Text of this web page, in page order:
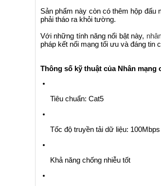
Sản phẩm này còn có thêm hộp đấu
phải tháo ra khỏi tường.
Với những tính năng nổi bật này,
pháp kết nối mạng tối ưu và đáng
Thông số kỹ thuật của Nhân mạng
Tiêu chuẩn: Cat5
Tốc độ truyền tải dữ liệu: 100Mbps
Khả năng chống nhiễu tốt